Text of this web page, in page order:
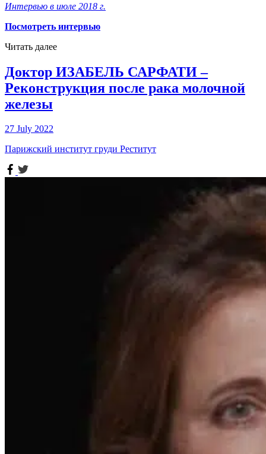
Интервью в июле 2018 г.
Посмотреть интервью
Читать далее
Доктор ИЗАБЕЛЬ САРФАТИ –
Реконструкция после рака молочной
железы
27 July 2022
Парижский институт груди Реститут